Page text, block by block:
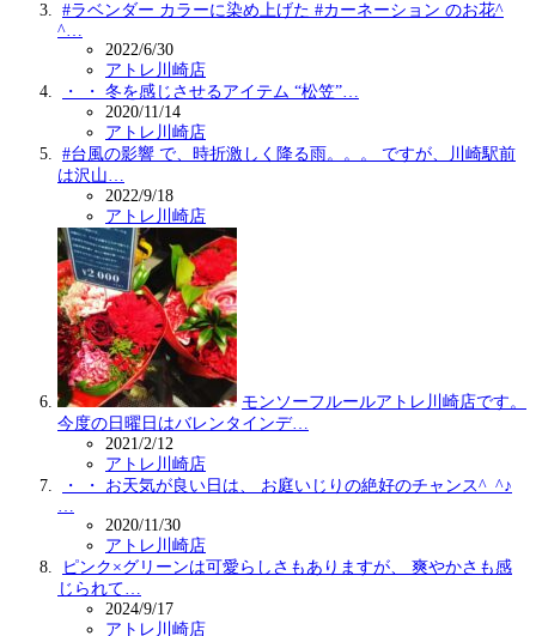
#ラベンダー カラーに染め上げた #カーネーション のお花^
^…
2022/6/30
アトレ川崎店
・ ・ 冬を感じさせるアイテム “松笠”…
2020/11/14
アトレ川崎店
#台風の影響 で、時折激しく降る雨。。。 ですが、川崎駅前
は沢山…
2022/9/18
アトレ川崎店
モンソーフルールアトレ川崎店です。
今度の日曜日はバレンタインデ…
2021/2/12
アトレ川崎店
・ ・ お天気が良い日は、 お庭いじりの絶好のチャンス^_^♪
…
2020/11/30
アトレ川崎店
ピンク×グリーンは可愛らしさもありますが、 爽やかさも感
じられて…
2024/9/17
アトレ川崎店